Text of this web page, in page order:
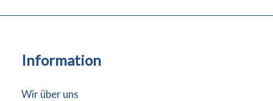
Information
Wir über uns